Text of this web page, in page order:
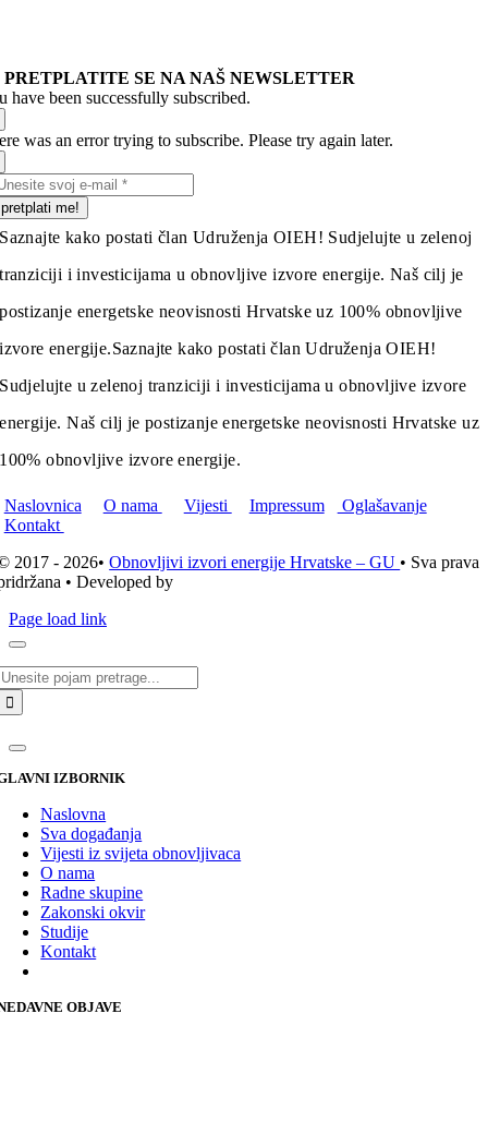
PRETPLATITE SE NA NAŠ NEWSLETTER
have been successfully subscribed.
was an error trying to subscribe. Please try again later.
pretplati me!
Saznajte kako postati član Udruženja OIEH! Sudjelujte u zelenoj
tranziciji i investicijama u obnovljive izvore energije. Naš cilj je
postizanje energetske neovisnosti Hrvatske uz 100% obnovljive
izvore energije.Saznajte kako postati član Udruženja OIEH!
Sudjelujte u zelenoj tranziciji i investicijama u obnovljive izvore
energije. Naš cilj je postizanje energetske neovisnosti Hrvatske uz
100% obnovljive izvore energije.
Naslovnica O nama Vijesti Impressum
Oglašavanje
Kontakt
2017 - 2026•Obnovljivi izvori energije Hrvatske – GU • Sva prava
• Developed by
Page load link
IZBORNIK
Naslovna
Sva događanja
Vijesti iz svijeta obnovljivaca
O nama
Radne skupine
Zakonski okvir
Studije
Kontakt
OBJAVE